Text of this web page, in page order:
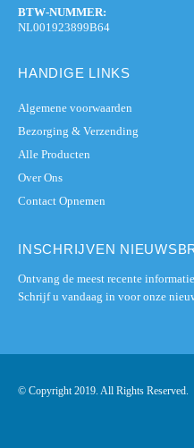
BTW-NUMMER:
NL001923899B64
HANDIGE LINKS
Algemene voorwaarden
Bezorging & Verzending
Alle Producten
Over Ons
Contact Opnemen
INSCHRIJVEN
Ontvang de meest recente
Schrijf u vandaag in voor onze
© Copyright 2019. All Rights Reserved.